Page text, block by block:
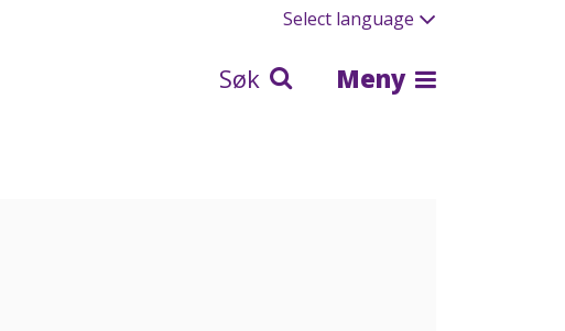
Select language
Søk Meny